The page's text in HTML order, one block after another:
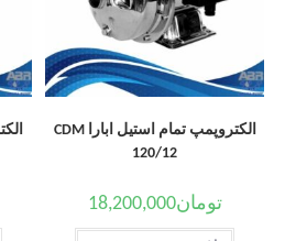
الکتروپمپ تمام استیل ابارا CDM
120/12
تومان18,200,000